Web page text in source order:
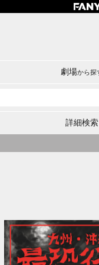
劇場から探
詳細検索